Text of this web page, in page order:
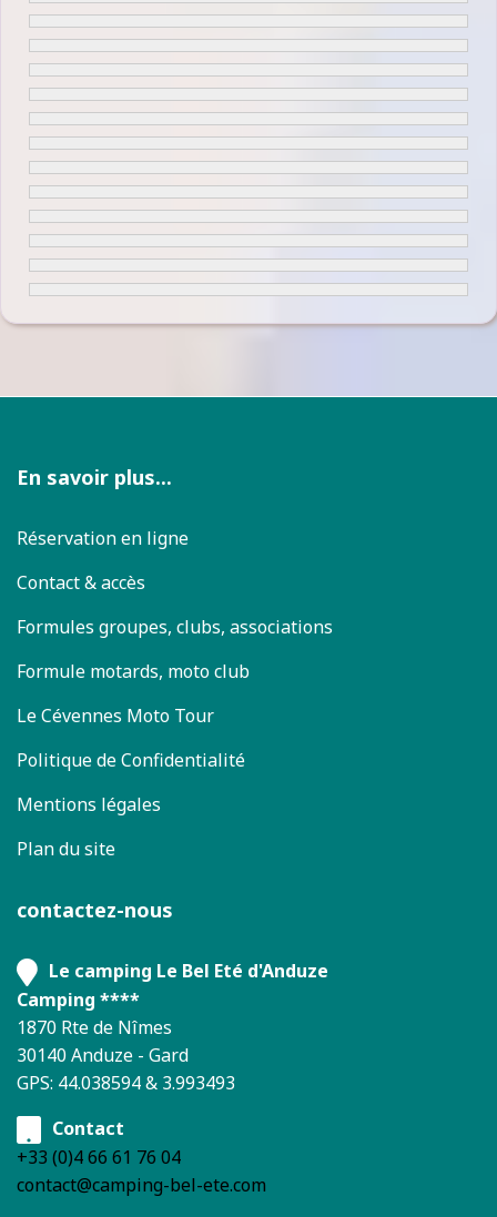
En savoir plus...
Réservation en ligne
Contact & accès
Formules groupes, clubs, associations
Formule motards, moto club
Le Cévennes Moto Tour
Politique de Confidentialité
Mentions légales
Plan du site
contactez-nous
Le camping Le Bel Eté d'Anduze
Camping ****
1870 Rte de Nîmes
30140 Anduze - Gard
GPS: 44.038594 & 3.993493
Contact
+33 (0)4 66 61 76 04
contact@camping-bel-ete.com